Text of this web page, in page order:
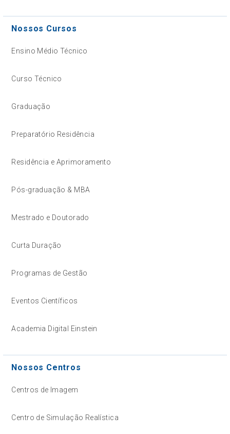
Nossos Cursos
Ensino Médio Técnico
Curso Técnico
Graduação
Preparatório Residência
Residência e Aprimoramento
Pós-graduação & MBA
Mestrado e Doutorado
Curta Duração
Programas de Gestão
Eventos Científicos
Academia Digital Einstein
Nossos Centros
Centros de Imagem
Centro de Simulação Realística